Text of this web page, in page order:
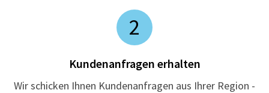
2
Kundenanfragen erhalten
Wir schicken Ihnen Kundenanfragen aus Ihrer Region -